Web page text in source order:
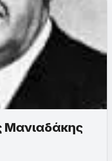
Μανιαδάκης